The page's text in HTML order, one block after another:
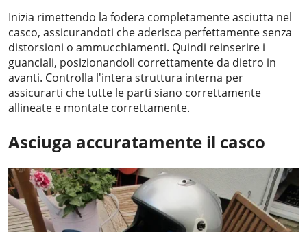
Inizia rimettendo la fodera completamente asciutta nel
casco, assicurandoti che aderisca perfettamente senza
distorsioni o ammucchiamenti. Quindi reinserire i
guanciali, posizionandoli correttamente da dietro in
avanti. Controlla l'intera struttura interna per
assicurarti che tutte le parti siano correttamente
allineate e montate correttamente.
Asciuga accuratamente il casco